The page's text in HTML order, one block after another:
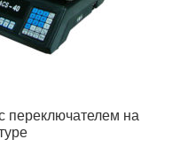
переключателем на